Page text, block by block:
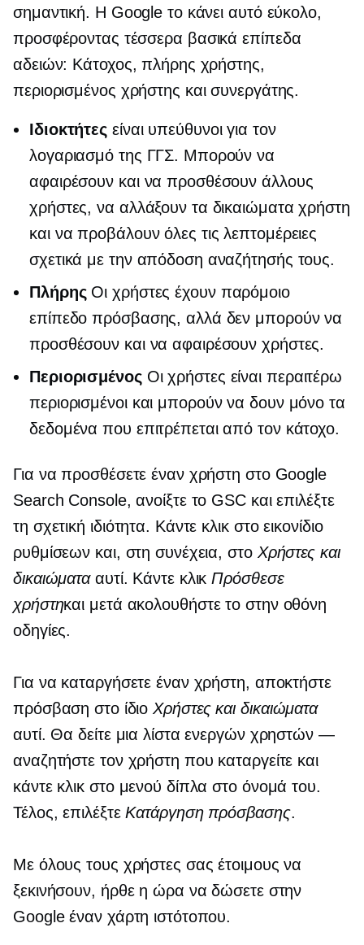
σημαντική. Η Google το κάνει αυτό εύκολο,
προσφέροντας τέσσερα βασικά επίπεδα
αδειών: Κάτοχος, πλήρης χρήστης,
περιορισμένος χρήστης και συνεργάτης.
Ιδιοκτήτες είναι υπεύθυνοι για τον
λογαριασμό της ΓΓΣ. Μπορούν να
αφαιρέσουν και να προσθέσουν άλλους
χρήστες, να αλλάξουν τα δικαιώματα χρήστη
και να προβάλουν όλες τις λεπτομέρειες
σχετικά με την απόδοση αναζήτησής τους.
ΠλήρηςΟι χρήστες έχουν παρόμοιο
επίπεδο πρόσβασης, αλλά δεν μπορούν να
προσθέσουν και να αφαιρέσουν χρήστες.
ΠεριορισμένοςΟι χρήστες είναι περαιτέρω
περιορισμένοι και μπορούν να δουν μόνο τα
δεδομένα που επιτρέπεται από τον κάτοχο.
Για να προσθέσετε έναν χρήστη στο Google
Search Console, ανοίξτε το GSC και επιλέξτε
τη σχετική ιδιότητα. Κάντε κλικ στο εικονίδιο
ρυθμίσεων και, στη συνέχεια, στο Χρήστες και
δικαιώματααυτί. Κάντε κλικΠρόσθεσε
χρήστηκαι μετά ακολουθήστε τοστην οθόνη
οδηγίες.
Για να καταργήσετε έναν χρήστη, αποκτήστε
πρόσβαση στο ίδιοΧρήστες και δικαιώματα
αυτί. Θα δείτε μια λίστα ενεργών χρηστών —
αναζητήστε τον χρήστη που καταργείτε και
κάντε κλικ στο μενού δίπλα στο όνομά του.
Τέλος, επιλέξτεΚατάργηση πρόσβασης.
Με όλους τους χρήστες σας έτοιμους να
ξεκινήσουν, ήρθε η ώρα να δώσετε στην
Google έναν χάρτη ιστότοπου.